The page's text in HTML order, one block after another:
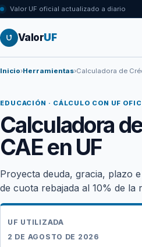
Valor UF oficial actualizado a diario
ValorUF
Inicio›Herramientas›Calculadora de
EDUCACIÓN · CÁLCULO CON UF
Calculadora
CAE en UF
Proyecta deuda, gracia, plazo
de cuota rebajada al 10% de la
UF UTILIZADA
2 DE AGOSTO DE 2026